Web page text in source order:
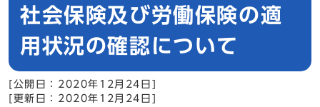
社会保険及び労働保険の適
用状況の確認について
[公開日：2020年12月24日]
[更新日：2020年12月24日]